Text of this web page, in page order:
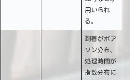
用いられ
る。
到着がポア
ソン分布、
処理時間が
指数分布に